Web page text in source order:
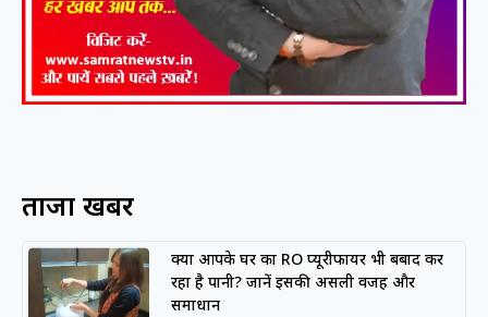
ताजा खबरें
क्या आपके घर का RO प्यूरीफायर भी बर्बाद कर
रहा है पानी? जानें इसकी असली वजह और
समाधान